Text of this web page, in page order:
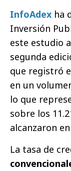
InfoAdex ha
Inversión
este estudio
segunda
que registró
en un
lo que
sobre los
alcanzaron
La tasa de